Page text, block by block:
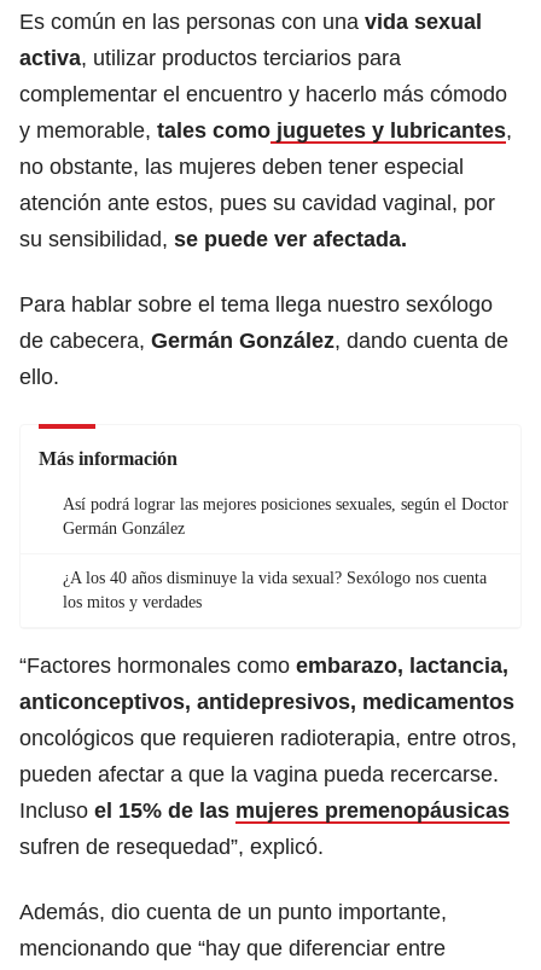
Es común en las personas con una vida sexual
activa, utilizar productos terciarios para
complementar el encuentro y hacerlo más cómodo
y memorable, tales como juguetes y lubricantes,
no obstante, las mujeres deben tener especial
atención ante estos, pues su cavidad vaginal, por
su sensibilidad, se puede ver afectada.
Para hablar sobre el tema llega nuestro sexólogo
de cabecera, Germán González, dando cuenta de
ello.
Más información
Así podrá lograr las mejores posiciones sexuales, según el Doctor
Germán González
¿A los 40 años disminuye la vida sexual? Sexólogo nos cuenta
los mitos y verdades
“Factores hormonales como embarazo, lactancia,
anticonceptivos, antidepresivos, medicamentos
oncológicos que requieren radioterapia, entre otros,
pueden afectar a que la vagina pueda recercarse.
Incluso el 15% de las mujeres premenopáusicas
sufren de resequedad”, explicó.
Además, dio cuenta de un punto importante,
mencionando que “hay que diferenciar entre